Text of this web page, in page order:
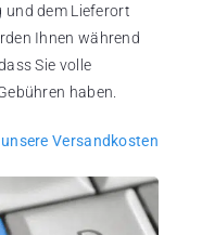
und dem Lieferort
Ihnen während
Sie volle
haben.
Versandkosten